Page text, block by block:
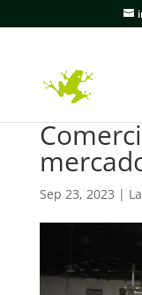
Sep 23, 2023 |